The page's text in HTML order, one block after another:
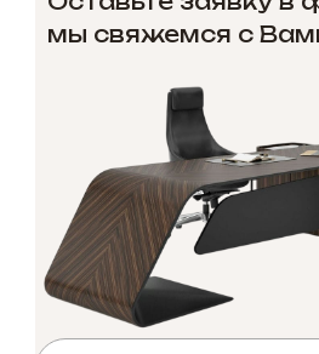
мы свяжемся с